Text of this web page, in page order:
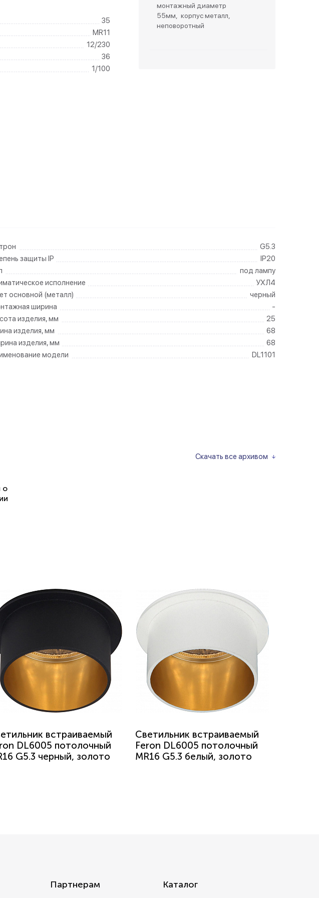
Беспроводные розетки
Розетки садово-парковые
35
MR11
12/230
36
1/100
монтажный диаметр
55мм, корпус металл,
неповоротный
G5.3
защиты IP
IP20
под лампу
исполнение
УХЛ4
основной (металл)
черный
ширина
-
изделия, мм
25
изделия, мм
68
изделия, мм
68
модели
DL1101
Скачать все архивом
о
встраиваемый
DL6005 потолочный
G5.3 черный, золото
Светильник встраиваемый
Feron DL6005 потолочный
MR16 G5.3 белый, золото
Партнерам Каталог